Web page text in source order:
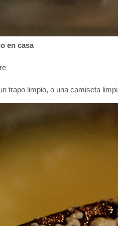
en casa
trapo limpio, o una camiseta